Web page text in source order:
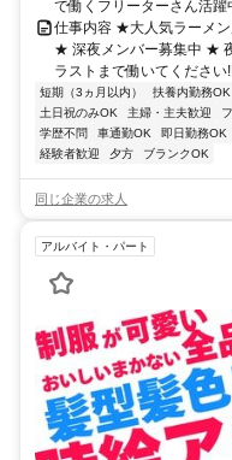
で働くフリーターさん活
仕事内容 ★大人気ラーメ
★ 深夜メンバー募集中 ★
ラストまで働いてください
短期（3ヵ月以内） 扶養内勤務OK
土日祝のみOK
主婦・主夫歓迎
学歴不問
車通勤OK 即日勤務OK
経験者歓迎
夕方 ブランクOK
同じ企業の求人
アルバイト・パート